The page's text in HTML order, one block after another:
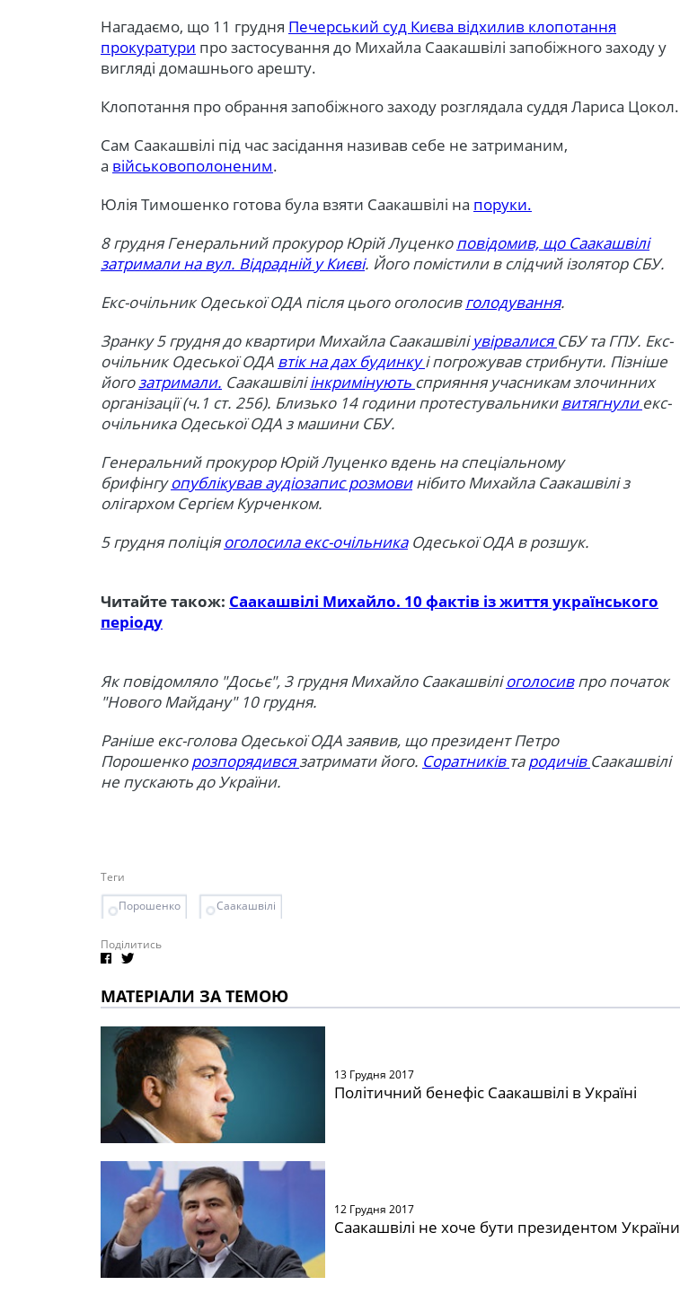
Нагадаємо, що 11 грудня Печерський суд Києва відхилив клопотання
прокуратури про застосування до Михайла Саакашвілі запобіжного заходу у
вигляді домашнього арешту.
Клопотання про обрання запобіжного заходу розглядала суддя Лариса Цокол.
Сам Саакашвілі під час засідання називав себе не затриманим,
а військовополоненим.
Юлія Тимошенко готова була взяти Саакашвілі на поруки.
8 грудня Генеральний прокурор Юрій Луценкоповідомив, що Саакашвілі
затримали на вул. Відрадній у Києві. Його помістили в слідчий ізолятор СБУ.
Екс-очільник Одеської ОДА після цього оголосивголодування.
Зранку 5 грудня до квартири Михайла СаакашвіліувірвалисяСБУ та ГПУ. Екс-
очільник Одеської ОДА втік на дах будинкуі погрожував стрибнути. Пізніше
йогозатримали. Саакашвіліінкримінують сприяння учасникам злочинних
організації (ч.1 ст. 256). Близько 14 години протестувальникивитягнули екс-
очільника Одеської ОДА з машини СБУ.
Генеральний прокурор Юрій Луценко вдень на спеціальному
брифінгуопублікував аудіозапис розмовинібито Михайла Саакашвілі з
олігархом Сергієм Курченком.
5 грудня поліціяоголосила екс-очільникаОдеської ОДА в розшук.
Читайте також: Саакашвілі Михайло. 10 фактів із життя українського
періоду
Як повідомляло "Досьє", 3 грудня Михайло Саакашвіліоголосивпро початок
"Нового Майдану" 10 грудня.
Раніше екс-голова Одеської ОДА заявив, що президент Петро
Порошенкорозпорядивсязатримати його. Соратників тародичів Саакашвілі
не пускають до України.
Теги
Порошенко
Саакашвілі
Поділитись
МАТЕРІАЛИ ЗА ТЕМОЮ
13 Грудня 2017
Політичний бенефіс Саакашвілі в Україні
12 Грудня 2017
Саакашвілі не хоче бути президентом України